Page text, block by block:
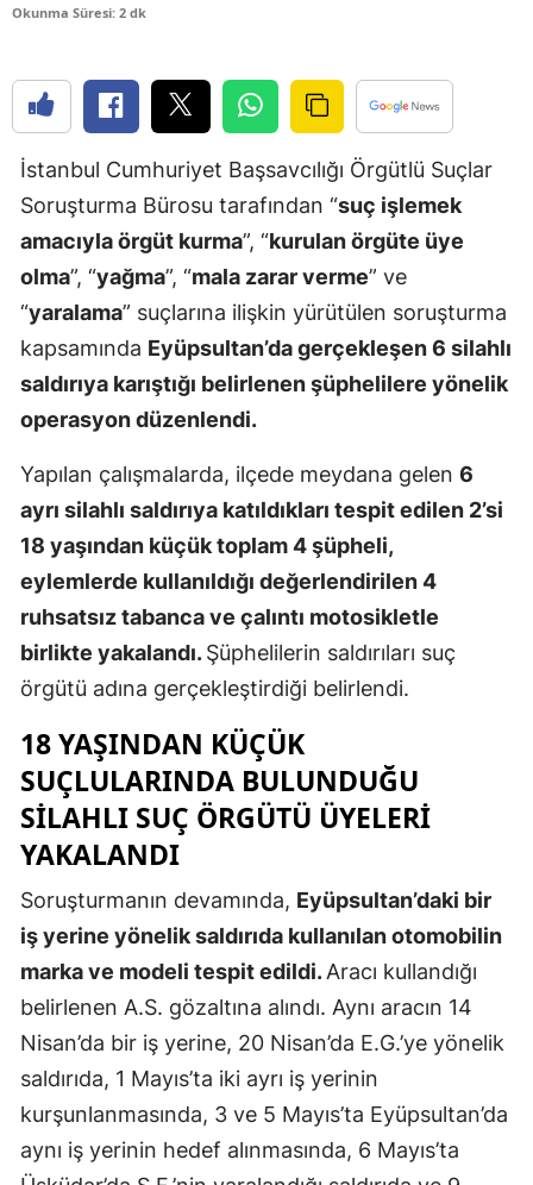
Elazığ
Erzincan
Erzurum
Eskişehir
Giresun
Gümüşhane
Hatay
Isparta
İstanbul
İzmir
Kırşehir
Kocaeli
Konya
Kütahya
Malatya
Manisa
Okunma Süresi: 2 dk
İstanbul Cumhuriyet Başsavcılığı Örgütlü Suçlar
Soruşturma Bürosu tarafından “suç işlemek
amacıyla örgüt kurma”, “kurulan örgüte üye
olma”, “yağma”, “mala zarar verme” ve
“yaralama” suçlarına ilişkin yürütülen soruşturma
kapsamında Eyüpsultan’da gerçekleşen 6 silahlı
saldırıya karıştığı belirlenen şüphelilere yönelik
operasyon düzenlendi.
Yapılan çalışmalarda, ilçede meydana gelen 6
ayrı silahlı saldırıya katıldıkları tespit edilen 2’si
18 yaşından küçük toplam 4 şüpheli,
eylemlerde kullanıldığı değerlendirilen 4
ruhsatsız tabanca ve çalıntı motosikletle
birlikte yakalandı.Şüphelilerin saldırıları suç
örgütü adına gerçekleştirdiği belirlendi.
18 YAŞINDAN KÜÇÜK
SUÇLULARINDA BULUNDUĞU
SILAHLI SUÇ ÖRGÜTÜ ÜYELERI
YAKALANDI
Soruşturmanın devamında, Eyüpsultan’daki bir
iş yerine yönelik saldırıda kullanılan otomobilin
marka ve modeli tespit edildi.Aracı kullandığı
belirlenen A.S. gözaltına alındı. Aynı aracın 14
Nisan’da bir iş yerine, 20 Nisan’da E.G.’ye yönelik
saldırıda, 1 Mayıs’ta iki ayrı iş yerinin
kurşunlanmasında, 3 ve 5 Mayıs’ta Eyüpsultan’da
aynı iş yerinin hedef alınmasında, 6 Mayıs’ta